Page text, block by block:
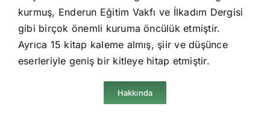
kurmuş, Enderun Eğitim Vakfı ve İlkadım Dergisi
gibi birçok önemli kuruma öncülük etmiştir.
Ayrıca 15 kitap kaleme almış, şiir ve düşünce
eserleriyle geniş bir kitleye hitap etmiştir.
Hakkında